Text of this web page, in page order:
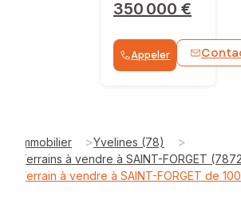
350 000 €
Appeler
Immobilier >Yvelines (78) >
Terrains à vendre à SAINT-FORGET
Terrain à vendre à SAINT-FORGET de